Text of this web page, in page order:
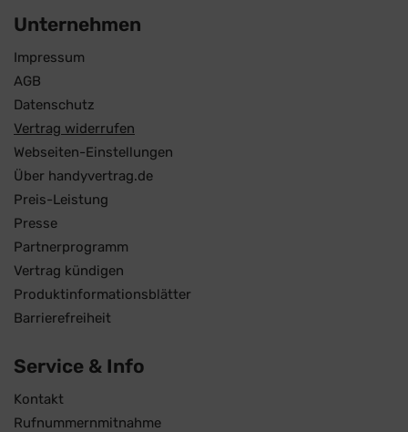
Unternehmen
Impressum
AGB
Datenschutz
Vertrag widerrufen
Webseiten-Einstellungen
Über handyvertrag.de
Preis-Leistung
Presse
Partnerprogramm
Vertrag kündigen
Produktinformationsblätter
Barrierefreiheit
Service & Info
Kontakt
Rufnummernmitnahme